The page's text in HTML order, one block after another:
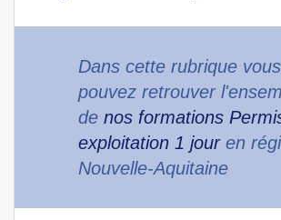
Dans cette rubrique vous
pouvez retrouver
de nos formations
exploitation 1 jouren
Nouvelle-Aquitaine